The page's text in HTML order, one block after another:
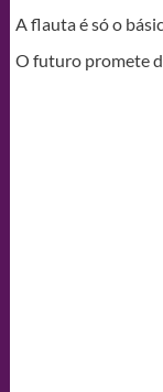
A flauta é só o
O futuro promete